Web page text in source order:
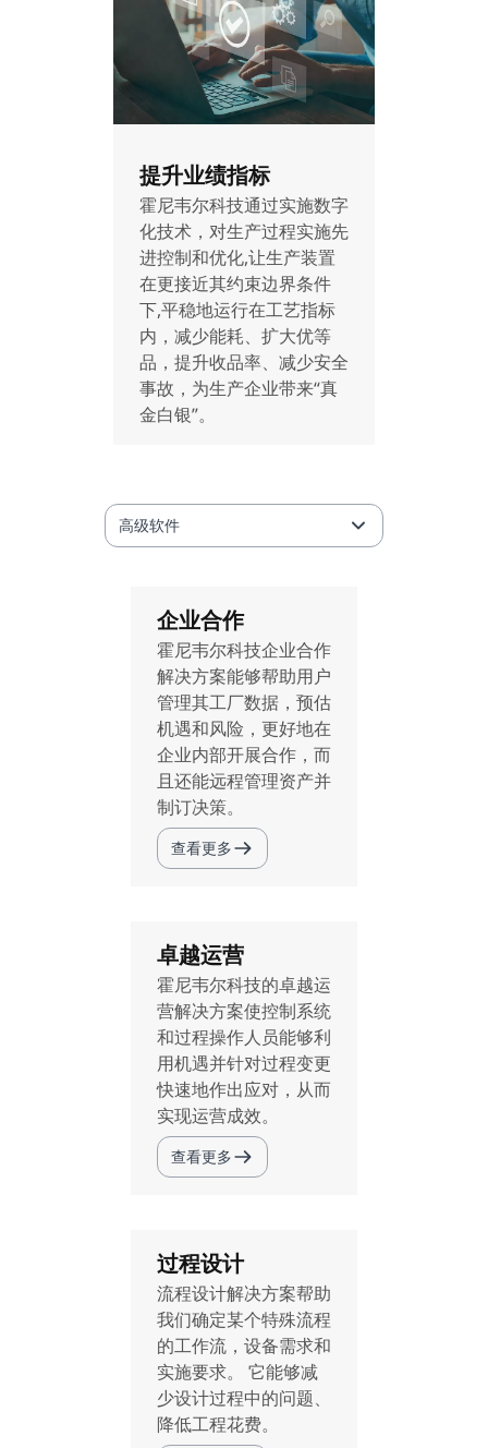
提升业绩指标
霍尼韦尔科技通过实施数字
化技术，对生产过程实施先
进控制和优化,让生产装置
在更接近其约束边界条件
下,平稳地运行在工艺指标
内，减少能耗、扩大优等
品，提升收品率、减少安全
事故，为生产企业带来“真
金白银”。
高级软件
企业合作
霍尼韦尔科技企业合作
解决方案能够帮助用户
管理其工厂数据，预估
机遇和风险，更好地在
企业内部开展合作，而
且还能远程管理资产并
制订决策。
查看更多
卓越运营
霍尼韦尔科技的卓越运
营解决方案使控制系统
和过程操作人员能够利
用机遇并针对过程变更
快速地作出应对，从而
实现运营成效。
查看更多
过程设计
流程设计解决方案帮助
我们确定某个特殊流程
的工作流，设备需求和
实施要求。 它能够减
少设计过程中的问题、
降低工程花费。